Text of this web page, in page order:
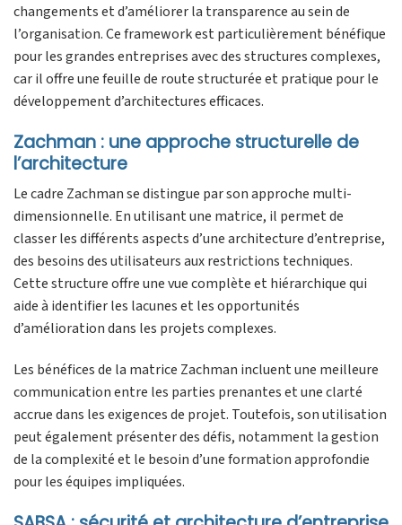
changements et d’améliorer la transparence au sein de
l’organisation. Ce framework est particulièrement bénéfique
pour les grandes entreprises avec des structures complexes,
car il offre une feuille de route structurée et pratique pour le
développement d’architectures efficaces.
Zachman : une approche structurelle de
l’architecture
Le cadre Zachman se distingue par son approche multi-
dimensionnelle. En utilisant une matrice, il permet de
classer les différents aspects d’une architecture d’entreprise,
des besoins des utilisateurs aux restrictions techniques.
Cette structure offre une vue complète et hiérarchique qui
aide à identifier les lacunes et les opportunités
d’amélioration dans les projets complexes.
Les bénéfices de la matrice Zachman incluent une meilleure
communication entre les parties prenantes et une clarté
accrue dans les exigences de projet. Toutefois, son utilisation
peut également présenter des défis, notamment la gestion
de la complexité et le besoin d’une formation approfondie
pour les équipes impliquées.